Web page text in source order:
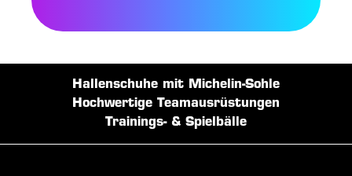
Hallenschuhe mit Michelin-Sohle
Hochwertige Teamausrüstungen
Trainings- & Spielbälle